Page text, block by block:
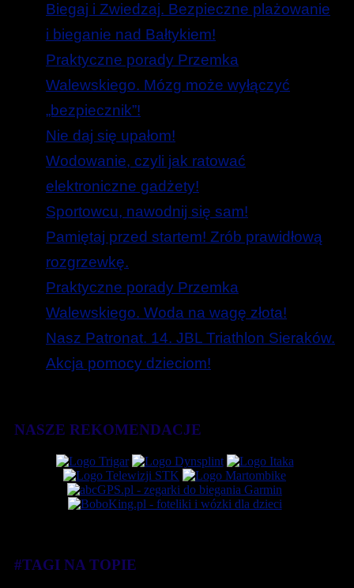
Biegaj i Zwiedzaj. Bezpieczne plażowanie
i bieganie nad Bałtykiem!
Praktyczne porady Przemka
Walewskiego. Mózg może wyłączyć
„bezpiecznik”!
Nie daj się upałom!
Wodowanie, czyli jak ratować
elektroniczne gadżety!
Sportowcu, nawodnij się sam!
Pamiętaj przed startem! Zrób prawidłową
rozgrzewkę.
Praktyczne porady Przemka
Walewskiego. Woda na wagę złota!
Nasz Patronat. 14. JBL Triathlon Sieraków.
Akcja pomocy dzieciom!
NASZE REKOMENDACJE
#TAGI NA TOPIE